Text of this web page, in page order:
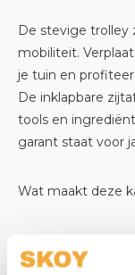
De stevige
mobiliteit.
je tuin en
De inklapbare
tools en
garant staat voor
Wat maakt deze
vrienden